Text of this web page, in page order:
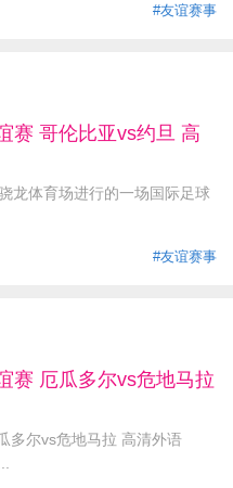
#友谊赛事
赛 哥伦比亚vs约旦 高
龙体育场进行的一场国际足球
#友谊赛事
赛 厄瓜多尔vs危地马拉
多尔vs危地马拉 高清外语